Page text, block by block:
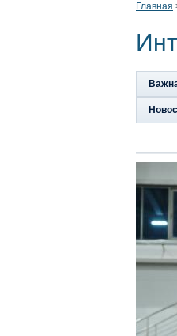
Главная